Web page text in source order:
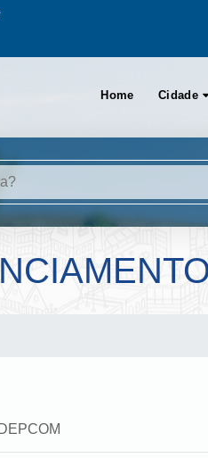
Home Cidade